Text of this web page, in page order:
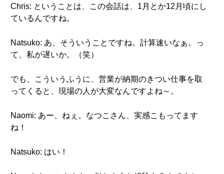
Chris: ということは、この会話は、1月とか12月頃にし
ているんですね。
Natsuko: あ、そういうことですね。計算速いなぁ。っ
て、私が遅いか。（笑）
でも、こういうふうに、営業が納期のきつい仕事を取
ってくると、現場の人が大変なんですよね～。
Naomi: あー、ねぇ。なつこさん、実感こもってます
ね！
Natsuko: はい！